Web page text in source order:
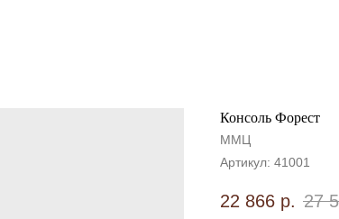
Консоль Форест
ММЦ
Артикул: 41001
22 866 р. 27